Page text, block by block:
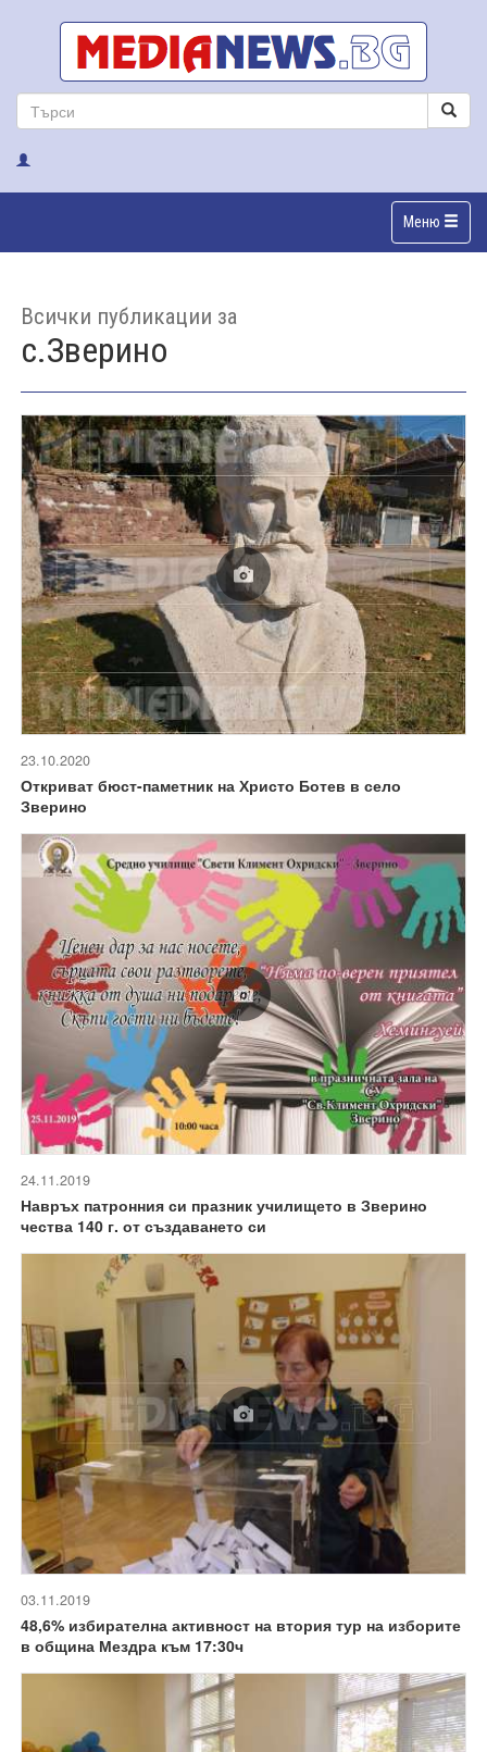
Меню
Всички публикации за
с.Зверино
23.10.2020
Откриват бюст-паметник на Христо Ботев в село
Зверино
24.11.2019
Навръх патронния си празник училището в Зверино
чества 140 г. от създаването си
03.11.2019
48,6% избирателна активност на втория тур на изборите
в община Мездра към 17:30ч